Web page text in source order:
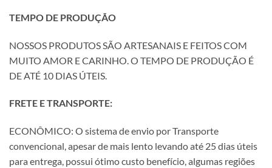
TEMPO DE PRODUÇÃO
NOSSOS PRODUTOS SÃO ARTESANAIS E FEITOS COM
MUITO AMOR E CARINHO. O TEMPO DE PRODUÇÃO É
DE ATÉ 10 DIAS ÚTEIS.
FRETE E TRANSPORTE:
ECONÔMICO: O sistema de envio por Transporte
convencional, apesar de mais lento levando até 25 dias úteis
para entrega, possui ótimo custo benefício, algumas regiões